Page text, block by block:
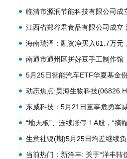
资本20万人民币
临清市源润节能科技有限公司成
100万人民币_每日热门
江西省郑谷君食品有限公司成立
人民币
海南瑞泽：融资净买入61.7万元
2.14亿元
南通市通州区拼好豆手工制作馆
户）成立 注册资本5万人民币
5月25日智能汽车ETF华夏基金
万份，重仓股比亚迪、立讯精密
动态焦点:昊海生物科技
梁减持77.47万股 涉及金额
东威科技：5月21日董事危勇军
3511股 短讯
“地天板”、连续涨停！A股，“摘
生意社镍(期)5月25日均差继续
为-1750.00元/吨_要闻速递
当前热门：新洋丰: 关于“洋丰转